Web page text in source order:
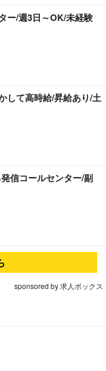
ー/週3日～OK/未経験
して高時給/昇給あり/土
信コールセンター/副
sponsored by 求人ボックス